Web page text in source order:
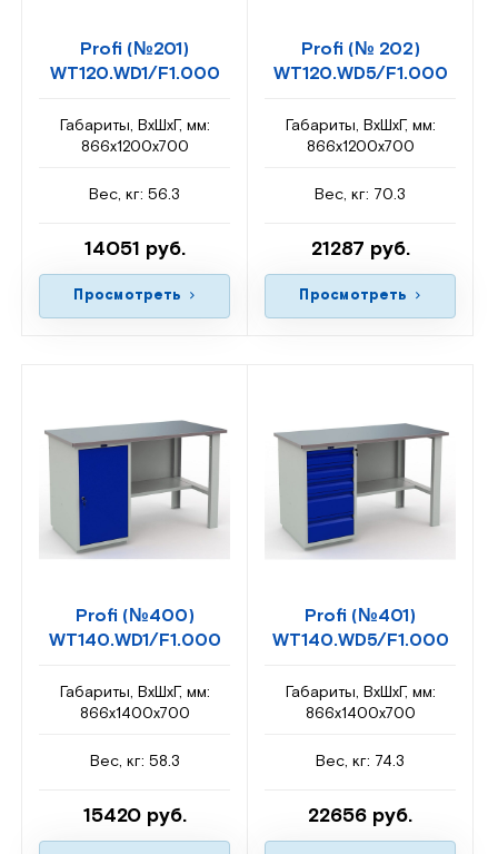
Profi (№201)
WT120.WD1/F1.000
Габариты, ВxШxГ, мм:
866x1200x700
Вес, кг: 56.3
14051 руб.
Просмотреть
Profi (№ 202)
WT120.WD5/F1.000
Габариты, ВxШxГ, мм:
866x1200x700
Вес, кг: 70.3
21287 руб.
Просмотреть
Profi (№400)
WT140.WD1/F1.000
Габариты, ВxШxГ, мм:
866x1400x700
Вес, кг: 58.3
15420 руб.
Profi (№401)
WT140.WD5/F1.000
Габариты, ВxШxГ, мм:
866x1400x700
Вес, кг: 74.3
22656 руб.